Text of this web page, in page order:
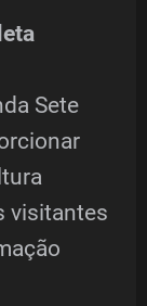
Sete
visitantes